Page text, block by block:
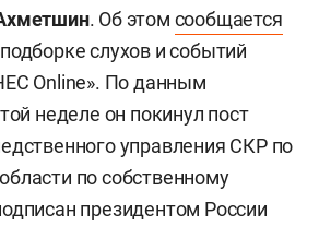
. Об этом сообщается
слухов и событий
Online». По данным
неделе он покинул пост
управления СКР по
по собственному
президентом России